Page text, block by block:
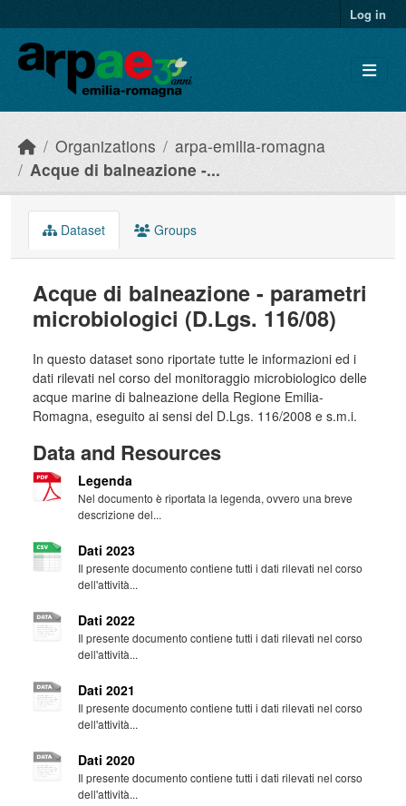
Log in
Organizations
arpa-emilia-romagna
Acque di balneazione -...
Dataset Groups
Acque di balneazione - parametri
microbiologici (D.Lgs. 116/08)
In questo dataset sono riportate tutte le informazioni ed i
dati rilevati nel corso del monitoraggio microbiologico delle
acque marine di balneazione della Regione Emilia-
Romagna, eseguito ai sensi del D.Lgs. 116/2008 e s.m.i.
Data and Resources
Legenda
Nel documento è riportata la legenda, ovvero una breve
descrizione del...
Dati 2023
Il presente documento contiene tutti i dati rilevati nel corso
dell'attività...
Dati 2022
Il presente documento contiene tutti i dati rilevati nel corso
dell'attività...
Dati 2021
Il presente documento contiene tutti i dati rilevati nel corso
dell'attività...
Dati 2020
Il presente documento contiene tutti i dati rilevati nel corso
dell'attività...